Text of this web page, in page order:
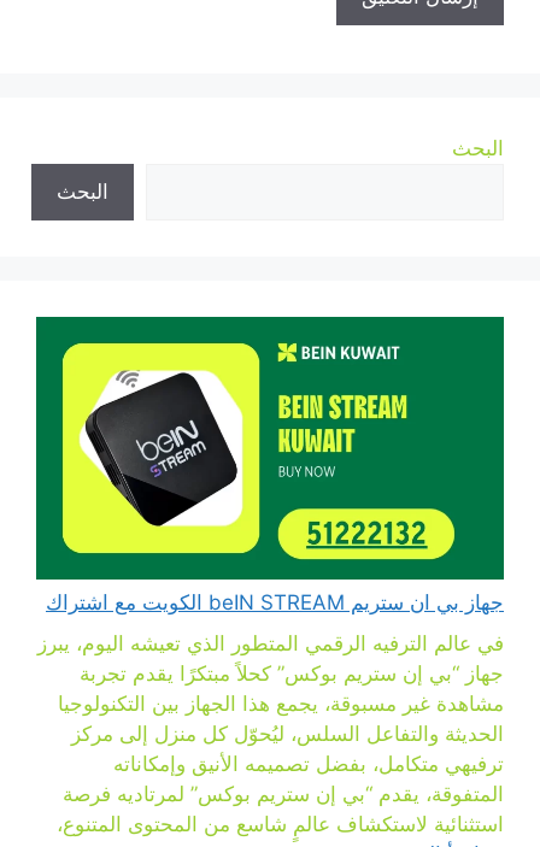
البحث
البحث
جهاز بي ان ستريم beIN STREAM الكويت مع اشتراك
في عالم الترفيه الرقمي المتطور الذي تعيشه اليوم، يبرز
جهاز “بي إن ستريم بوكس” كحلاً مبتكرًا يقدم تجربة
مشاهدة غير مسبوقة، يجمع هذا الجهاز بين التكنولوجيا
الحديثة والتفاعل السلس، ليُحوّل كل منزل إلى مركز
ترفيهي متكامل، بفضل تصميمه الأنيق وإمكاناته
المتفوقة، يقدم “بي إن ستريم بوكس” لمرتاديه فرصة
استثنائية لاستكشاف عالمٍ شاسع من المحتوى المتنوع،